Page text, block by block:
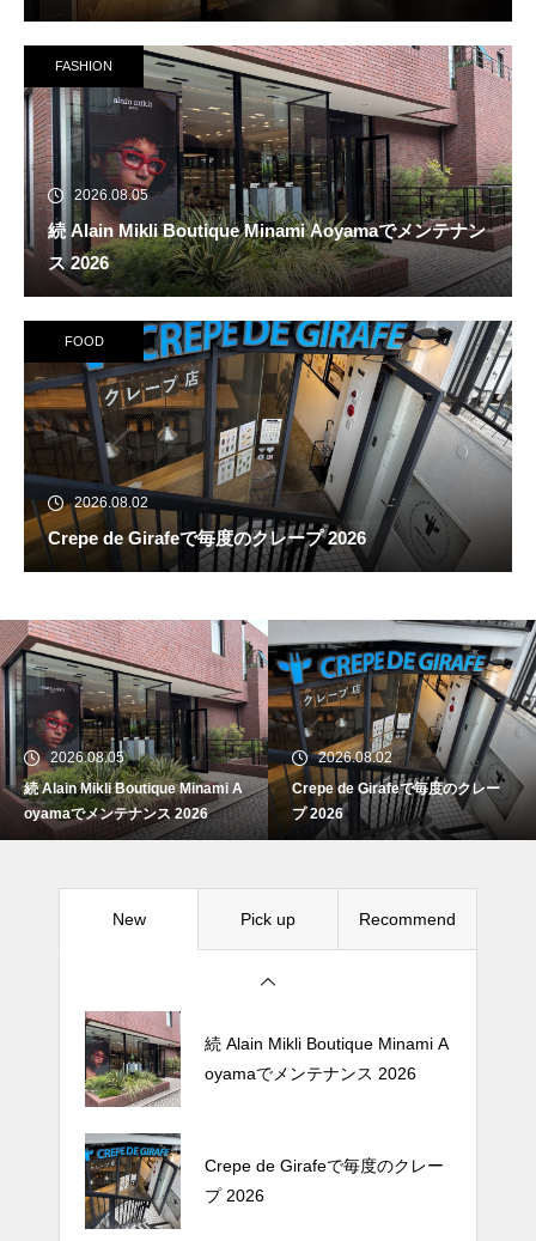
FASHION
2026.08.05
続 Alain Mikli Boutique Minami Aoyamaでメンテナン
ス 2026
FOOD
2026.08.02
Crepe de Girafeで毎度のクレープ 2026
2026.08.05
続 Alain Mikli Boutique Minami A
oyamaでメンテナンス 2026
2026.08.02
Crepe de Girafeで毎度のクレー
プ 2026
New Pick up Recommend
続 Alain Mikli Boutique Minami A
oyamaでメンテナンス 2026
Crepe de Girafeで毎度のクレー
プ 2026
続 Alain Mikli Boutique Minami A
oyamaでメンテナンス 2026
Crepe de Girafeで毎度のクレー
プ 2026